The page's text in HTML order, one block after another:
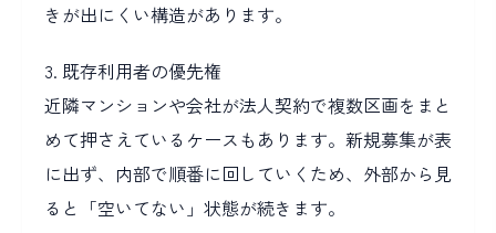
きが出にくい構造があります。
3. 既存利用者の優先権
近隣マンションや会社が法人契約で複数区画をまと
めて押さえているケースもあります。新規募集が表
に出ず、内部で順番に回していくため、外部から見
ると「空いてない」状態が続きます。